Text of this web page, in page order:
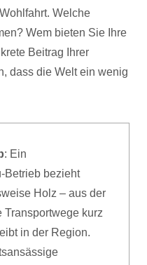
Welche
Wem bieten Sie Ihre
Beitrag Ihrer
dass die Welt ein wenig
: Ein
Betrieb bezieht
Holz – aus der
Transportwege kurz
in der Region.